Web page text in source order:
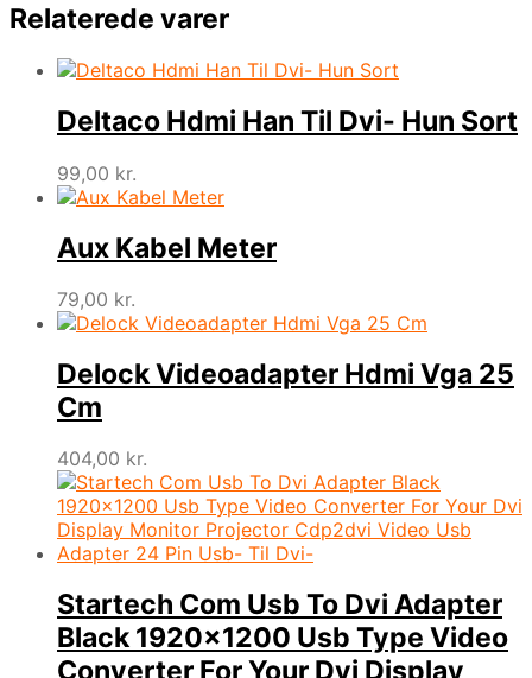
Relaterede varer
Deltaco Hdmi Han Til Dvi- Hun Sort
99,00 kr.
Aux Kabel Meter
79,00 kr.
Delock Videoadapter Hdmi Vga 25
Cm
404,00 kr.
Startech Com Usb To Dvi Adapter
Black 1920×1200 Usb Type Video
Converter For Your Dvi Display